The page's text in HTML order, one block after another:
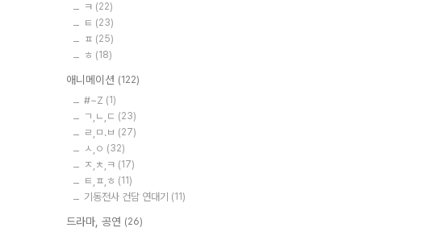
ㅋ (22)
ㅌ (23)
ㅍ (25)
ㅎ (18)
애니메이션 (122)
#~Z (1)
ㄱ,ㄴ,ㄷ (23)
ㄹ,ㅁ.ㅂ (27)
ㅅ,ㅇ (32)
ㅈ,ㅊ,ㅋ (17)
ㅌ,ㅍ,ㅎ (11)
기동전사 건담 연대기 (11)
드라마, 공연 (26)